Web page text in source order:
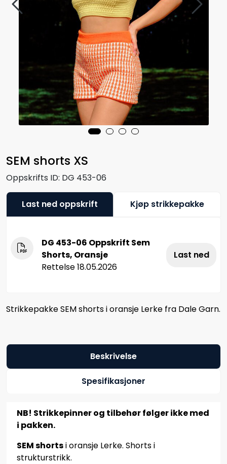
SEM shorts XS
Oppskrifts ID: DG 453-06
Last ned oppskrift Kjøp strikkepakke
DG 453-06 Oppskrift Sem
Shorts, Oransje
Rettelse 18.05.2026
Last ned
Strikkepakke SEM shorts i oransje Lerke fra Dale Garn.
Beskrivelse
Spesifikasjoner
NB! Strikkepinner og tilbehør følger ikke med
i pakken.
SEM shortsi oransje Lerke. Shorts i
strukturstrikk.